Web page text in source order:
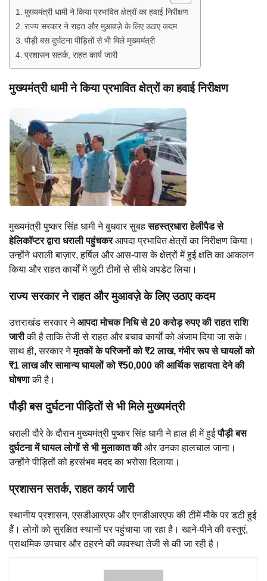
मुख्यमंत्री धामी ने किया प्रभावित क्षेत्रों का हवाई निरीक्षण
राज्य सरकार ने राहत और मुआवज़े के लिए उठाए कदम
पौड़ी बस दुर्घटना पीड़ितों से भी मिले मुख्यमंत्री
प्रशासन सतर्क, राहत कार्य जारी
मुख्यमंत्री धामी ने किया प्रभावित क्षेत्रों का हवाई निरीक्षण
मुख्यमंत्री पुष्कर सिंह धामी ने बुधवार सुबहसहस्त्रधारा हेलीपैड से
हेलिकॉप्टर द्वारा धराली पहुंचकरआपदा प्रभावित क्षेत्रों का निरीक्षण किया।
उन्होंने धराली बाज़ार, हर्षिल और आस-पास के क्षेत्रों में हुई क्षति का आकलन
किया और राहत कार्यों में जुटी टीमों से सीधे अपडेट लिया।
राज्य सरकार ने राहत और मुआवज़े के लिए उठाए कदम
उत्तराखंड सरकार नेआपदा मोचक निधि से 20 करोड़ रुपए की राहत राशि
जारीकी है ताकि तेजी से राहत और बचाव कार्यों को अंजाम दिया जा सके।
साथ ही, सरकार नेमृतकों के परिजनों को ₹2 लाख, गंभीर रूप से घायलों को
₹1 लाख और सामान्य घायलों को ₹50,000 की आर्थिक सहायता देने की
घोषणाकी है।
पौड़ी बस दुर्घटना पीड़ितों से भी मिले मुख्यमंत्री
धराली दौरे के दौरान मुख्यमंत्री पुष्कर सिंह धामी ने हाल ही में हुईपौड़ी बस
दुर्घटना में घायल लोगों से भी मुलाकात कीऔर उनका हालचाल जाना।
उन्होंने पीड़ितों को हरसंभव मदद का भरोसा दिलाया।
प्रशासन सतर्क, राहत कार्य जारी
स्थानीय प्रशासन, एसडीआरएफ और एनडीआरएफ की टीमें मौके पर डटी हुई
हैं। लोगों को सुरक्षित स्थानों पर पहुंचाया जा रहा है। खाने-पीने की वस्तुएं,
प्राथमिक उपचार और ठहरने की व्यवस्था तेजी से की जा रही है।